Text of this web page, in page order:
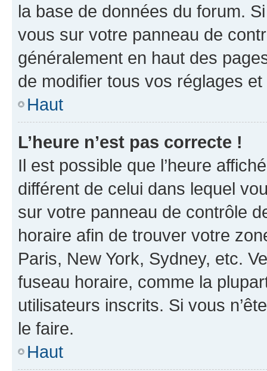
la base de données du forum.
vous sur votre panneau de
généralement en haut des
de modifier tous vos réglages
Haut
L’heure n’est pas correcte !
Il est possible que l’heure
différent de celui dans lequel
sur votre panneau de contrôle
horaire afin de trouver votre
Paris, New York, Sydney, etc.
fuseau horaire, comme la
utilisateurs inscrits. Si vous
le faire.
Haut